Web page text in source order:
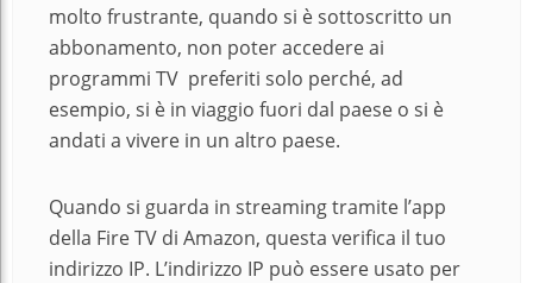
molto frustrante, quando si è sottoscritto un
abbonamento, non poter accedere ai
programmi TV preferiti solo perché, ad
esempio, si è in viaggio fuori dal paese o si è
andati a vivere in un altro paese.
Quando si guarda in streaming tramite l’app
della Fire TV di Amazon, questa verifica il tuo
indirizzo IP. L’indirizzo IP può essere usato per